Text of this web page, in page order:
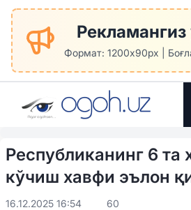
Формат: 1200x90px |
Республиканинг 6 та
кўчиш хавфи эълон
16.12.2025 16:54 60